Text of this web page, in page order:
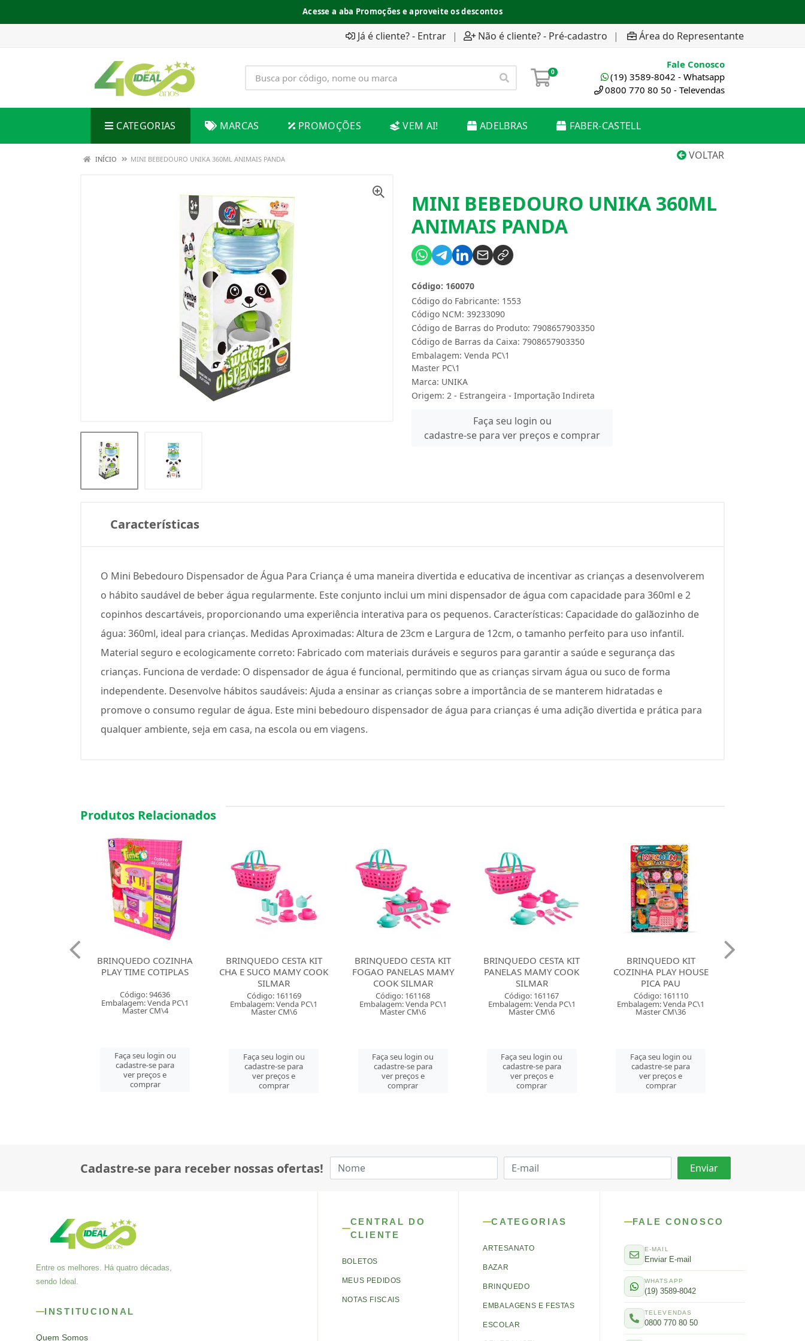
Acesse a aba Promoções e aproveite os descontos
Já é cliente? - Entrar | Não é cliente? - Pré-cadastro | Área do Representante
0
Fale Conosco
(19) 3589-8042 - Whatsapp
0800 770 80 50 - Televendas
CATEGORIAS MARCAS PROMOÇÕES VEM AI! ADELBRAS FABER-CASTELL
VOLTAR
INÍCIO MINI BEBEDOURO UNIKA 360ML ANIMAIS PANDA
MINI BEBEDOURO UNIKA 360ML
ANIMAIS PANDA
Código do Fabricante: 1553
Código: 160070
Código NCM: 39233090
Código de Barras do Produto: 7908657903350
Código de Barras da Caixa: 7908657903350
Embalagem: Venda PC\1
Master PC\1
Marca: UNIKA
Origem: 2 - Estrangeira - Importação Indireta
Faça seu login ou
cadastre-se para ver preços e comprar
Características
O Mini Bebedouro Dispensador de Água Para Criança é uma maneira divertida e educativa de incentivar as crianças a desenvolverem
o hábito saudável de beber água regularmente. Este conjunto inclui um mini dispensador de água com capacidade para 360ml e 2
copinhos descartáveis, proporcionando uma experiência interativa para os pequenos. Características: Capacidade do galãozinho de
água: 360ml, ideal para crianças. Medidas Aproximadas: Altura de 23cm e Largura de 12cm, o tamanho perfeito para uso infantil.
Material seguro e ecologicamente correto: Fabricado com materiais duráveis e seguros para garantir a saúde e segurança das
crianças. Funciona de verdade: O dispensador de água é funcional, permitindo que as crianças sirvam água ou suco de forma
independente. Desenvolve hábitos saudáveis: Ajuda a ensinar as crianças sobre a importância de se manterem hidratadas e
promove o consumo regular de água. Este mini bebedouro dispensador de água para crianças é uma adição divertida e prática para
qualquer ambiente, seja em casa, na escola ou em viagens.
Produtos Relacionados
BRINQUEDO CESTA KIT
CHA E SUCO MAMY COOK
Código: 161169
Embalagem: Venda PC\1
Master CM\6
Faça seu login ou
cadastre-se para
ver preços e
comprar
BRINQUEDO CESTA KIT
FOGAO PANELAS MAMY
COOK SILMAR
Código: 161168
Embalagem: Venda PC\1
Master CM\6
Faça seu login ou
cadastre-se para
ver preços e
comprar
BRINQUEDO CESTA KIT
PANELAS MAMY COOK
SILMAR
Código: 161167
Embalagem: Venda PC\1
Master CM\6
Faça seu login ou
cadastre-se para
ver preços e
comprar
BRINQUEDO KIT
COZINHA PLAY HOUSE
PICA PAU
Código: 161110
Embalagem: Venda PC\1
Master CM\36
Faça seu login ou
cadastre-se para
ver preços e
comprar
BRINQUEDO FASHION
KITCHEN COZINHA ROMA
Código: 160513
Embalagem: Venda PC\1
Master CM\4
Faça seu login ou
cadastre-se para
ver preços e
comprar
Cadastre-se para receber nossas ofertas!
Entre os melhores. Há quatro décadas,
sendo Ideal.
INSTITUCIONAL
Quem Somos
CENTRAL DO
CLIENTE
BOLETOS
MEUS PEDIDOS
NOTAS FISCAIS
CATEGORIAS
ARTESANATO
BAZAR
BRINQUEDO
EMBALAGENS E FESTAS
ESCOLAR
FALE CONOSCO
E-MAIL
Enviar E-mail
WHATSAPP
(19) 3589-8042
TELEVENDAS
0800 770 80 50